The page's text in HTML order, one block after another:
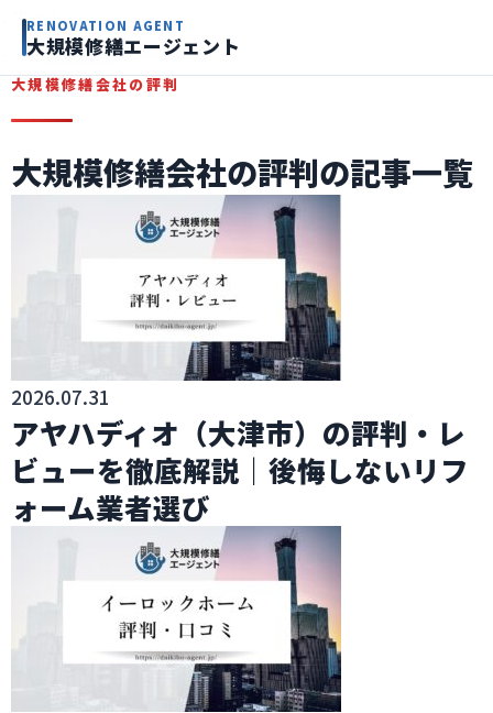
RENOVATION AGENT
大規模修繕エージェント
ホーム
大規模修繕会社の評判
大規模修繕会社の評判
大規模修繕会社の評判の記事一覧
2026.07.31
アヤハディオ（大津市）の評判・レ
ビューを徹底解説｜後悔しないリフ
ォーム業者選び